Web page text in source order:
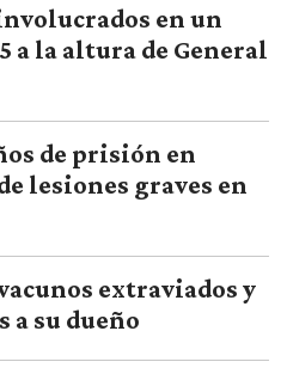
en un
a la altura de General
de prisión en
lesiones graves en
extraviados y
su dueño